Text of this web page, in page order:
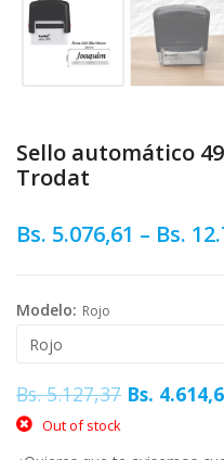
Sello automático
Trodat
Bs. 5.076,61 – Bs.
Modelo: Rojo
Bs.5.127,37 Original
was:
Bs.
Out of stock